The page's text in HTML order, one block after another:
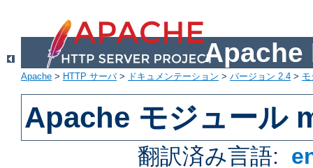
Apache
Apache > HTTP サーバ> ドキュメンテーション > バージョン 2.4 >
Apache モジュール
翻訳済み言語: